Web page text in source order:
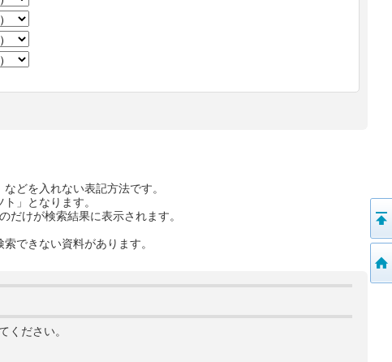
どを入れない表記方法です。
」となります。
だけが検索結果に表示されます。
できない資料があります。
ください。